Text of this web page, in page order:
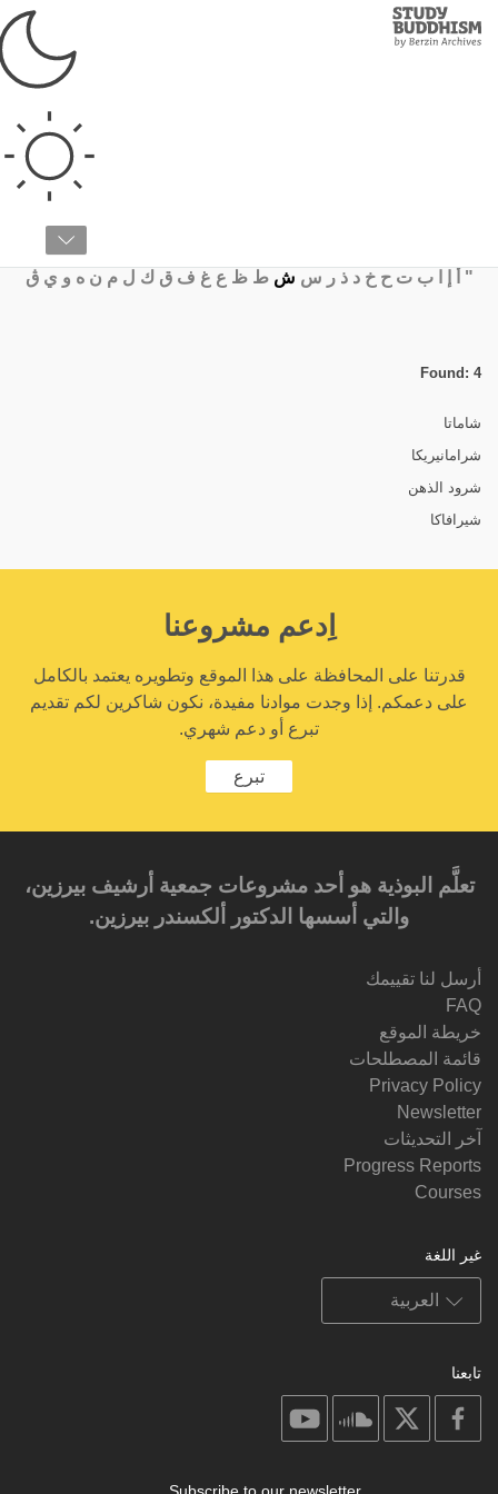
Study
Buddhism
قائمة المصطلحات
" ب ت ح خ د ذ ر س ش ط ظ ع غ ف ق ك ل م ن ه و ي ڨ
Found: 4
شاماتا
شرامانيريكا
شرود الذهن
شيرافاكا
اِدعم مشروعنا
قدرتنا على المحافظة على هذا الموقع وتطويره يعتمد بالكامل
على دعمكم. إذا وجدت موادنا مفيدة، نكون شاكرين لكم تقديم
تبرع أو دعم شهري.
تبرع
تعلَّم البوذية هو أحد مشروعات جمعية أرشيف بيرزين،
والتي أسسها الدكتور ألكسندر بيرزين.‎‎
أرسل لنا تقييمك
FAQ
خريطة الموقع
قائمة المصطلحات
Privacy Policy
Newsletter
آخر التحديثات
Progress Reports
Courses
غير اللغة
تابعنا
facebook
soundcloud